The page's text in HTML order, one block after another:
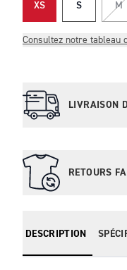
XS S M
Consultez notre tableau
LIVRAISON
RETOURS
DESCRIPTION